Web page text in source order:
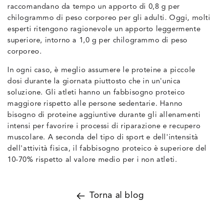
raccomandano da tempo un apporto di 0,8 g per
chilogrammo di peso corporeo per gli adulti. Oggi, molti
esperti ritengono ragionevole un apporto leggermente
superiore, intorno a 1,0 g per chilogrammo di peso
corporeo.
In ogni caso, è meglio assumere le proteine a piccole
dosi durante la giornata piuttosto che in un'unica
soluzione. Gli atleti hanno un fabbisogno proteico
maggiore rispetto alle persone sedentarie. Hanno
bisogno di proteine aggiuntive durante gli allenamenti
intensi per favorire i processi di riparazione e recupero
muscolare. A seconda del tipo di sport e dell'intensità
dell'attività fisica, il fabbisogno proteico è superiore del
10-70% rispetto al valore medio per i non atleti.
Torna al blog